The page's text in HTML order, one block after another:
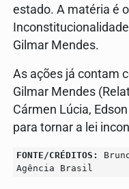
estado. A matéria é
Gilmar Mendes.
As ações já contam
Gilmar Mendes
Cármen Lúcia,
para tornar a lei
FONTE/CRÉDITOS:
Agência Brasil